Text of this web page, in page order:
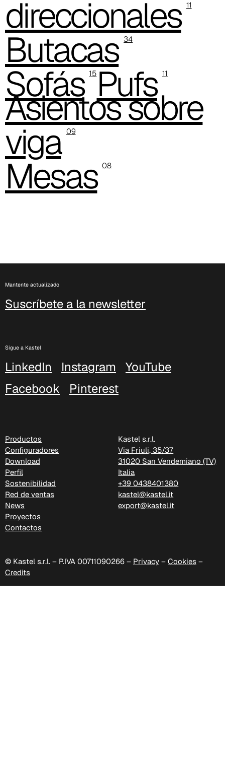
C 42F
C 43F
C 46F
direccionales 11
Butacas 34
Sofás 15Pufs 11
Asientos sobre
viga 09
Mesas 08
Mantente actualizado
Suscríbete a la newsletter
Sigue a Kastel
LinkedIn Instagram
YouTube
Facebook
Pinterest
Productos
Configuradores
Download
Perfil
Sostenibilidad
Red de ventas
News
Proyectos
Contactos
Kastel s.r.l.
Via Friuli, 35/37
31020 San Vendemiano (TV)
Italia
+39 0438401380
kastel@kastel.it
export@kastel.it
© Kastel s.r.l. – P.IVA 00711090266 – Privacy – Cookies –
Credits